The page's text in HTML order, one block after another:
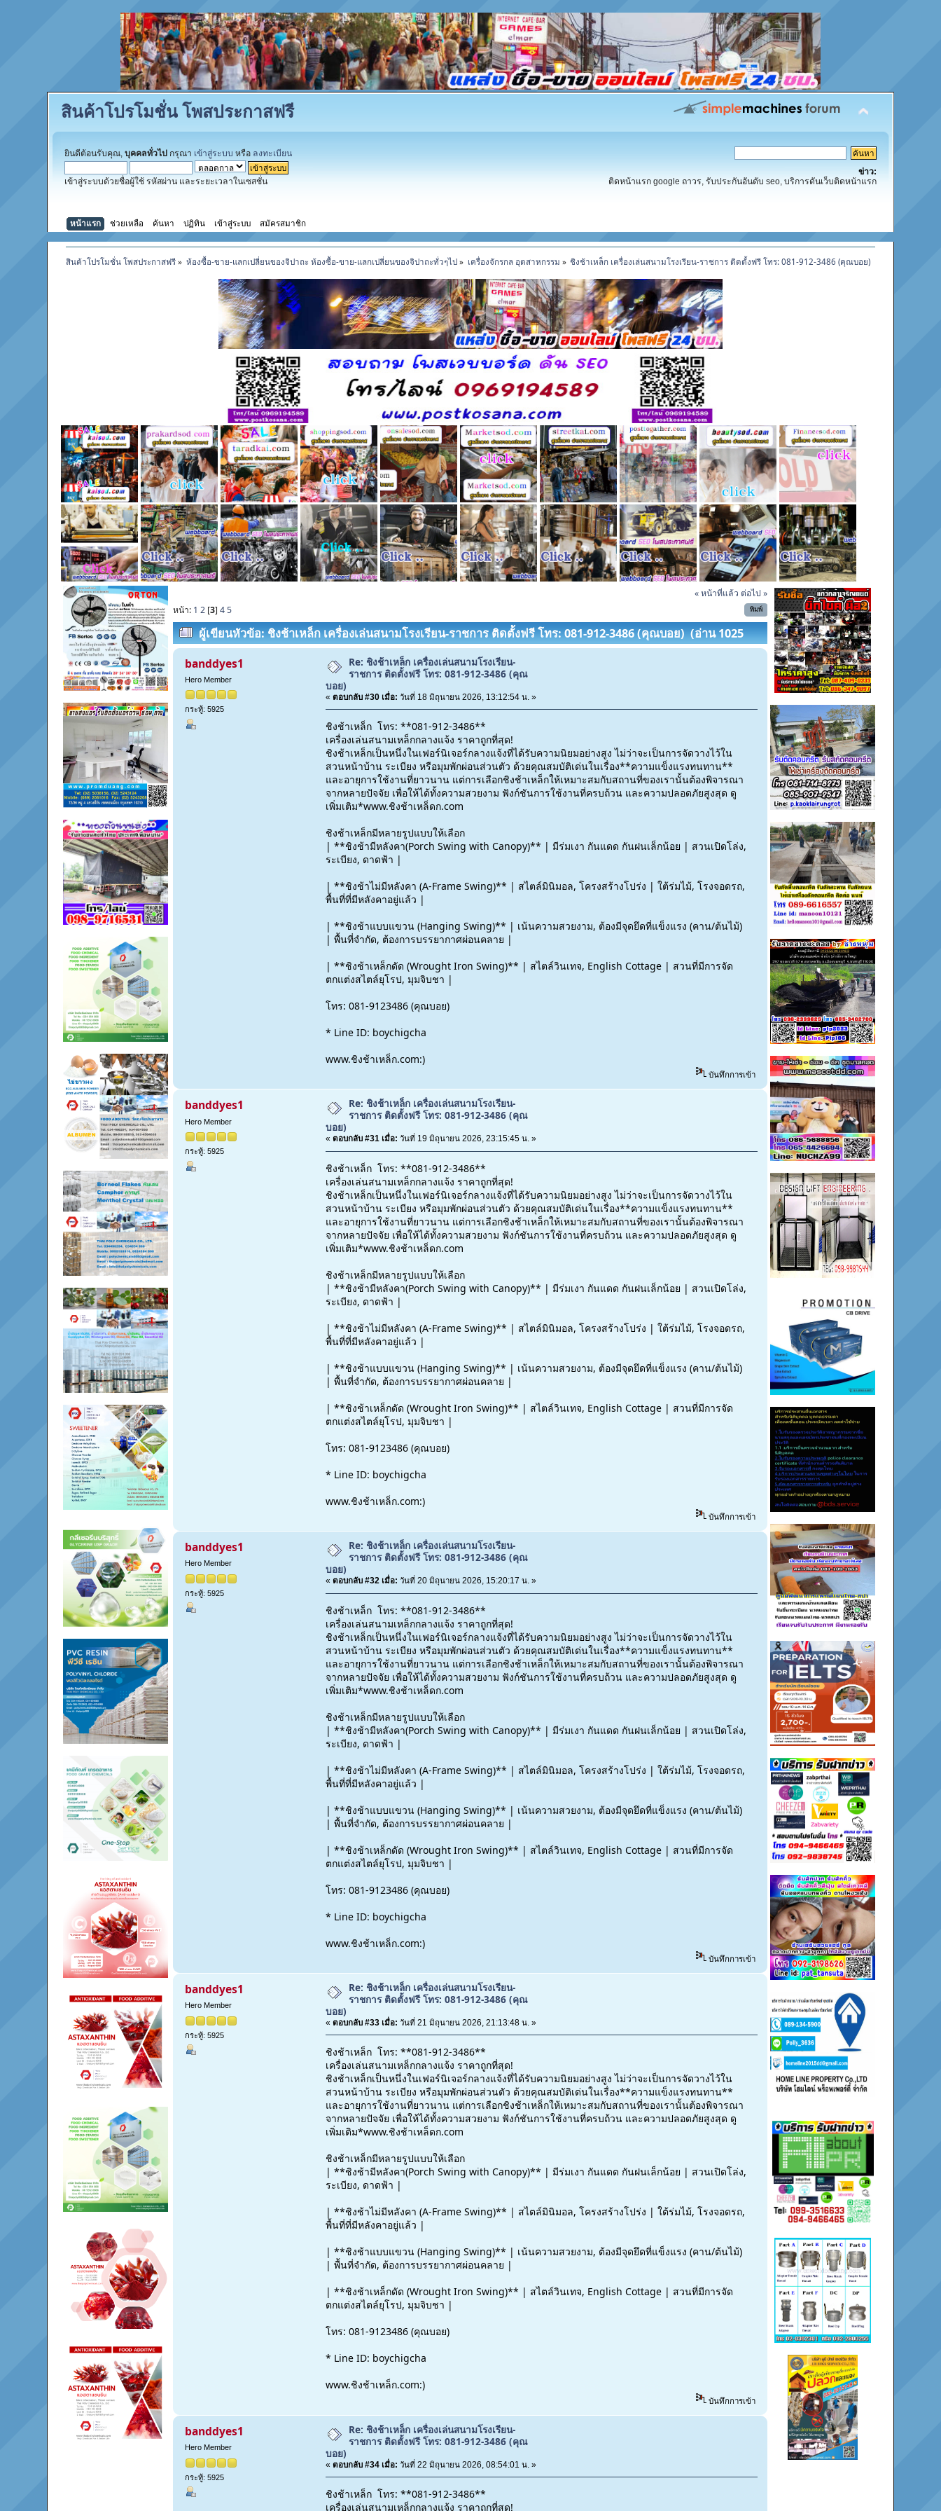
สินค้าโปรโมชั่น โพสประกาสฟรี
ยินดีต้อนรับคุณ,บุคคลทั่วไป กรุณา เข้าสู่ระบบ หรือ ลงทะเบียน
เข้าสู่ระบบด้วยชื่อผู้ใช้ รหัสผ่าน และระยะเวลาในเซสชั่น
ข่าว:
ติดหน้าแรก google ถาวร, รับประกันอันดับ seo, บริการดันเว็บติดหน้าแรก
หน้าแรก ช่วยเหลือ ค้นหา ปฏิทิน เข้าสู่ระบบ สมัครสมาชิก
สินค้าโปรโมชั่น โพสประกาสฟรี» ห้องซื้อ-ขาย-แลกเปลี่ยนของจิปาถะ ห้องซื้อ-ขาย-แลกเปลี่ยนของจิปาถะทั่วๆไป» เครื่องจักรกล อุตสาหกรรม » ชิงช้าเหล็ก เครื่องเล่นสนามโรงเรียน-ราชการ ติดตั้งฟรี โทร: 081-912-3486 (คุณบอย)
« หน้าที่แล้ว ต่อไป »
พิมพ์
หน้า: 1 2 [3]45
ผู้เขียนหัวข้อ: ชิงช้าเหล็ก เครื่องเล่นสนามโรงเรียน-ราชการ ติดตั้งฟรี โทร: 081-912-3486 (คุณบอย) (อ่าน 1025
ครั้ง)
banddyes1
Hero Member
กระทู้: 5925
Re: ชิงช้าเหล็ก เครื่องเล่นสนามโรงเรียน-
ราชการ ติดตั้งฟรี โทร: 081-912-3486 (คุณ
บอย)
« ตอบกลับ #30 เมื่อ: วันที่ 18 มิถุนายน 2026, 13:12:54 น. »
ชิงช้าเหล็ก โทร: **081-912-3486**
เครื่องเล่นสนามเหล็กกลางแจ้ง ราคาถูกที่สุด!
ชิงช้าเหล็กเป็นหนึ่งในเฟอร์นิเจอร์กลางแจ้งที่ได้รับความนิยมอย่างสูง ไม่ว่าจะเป็นการจัดวางไว้ใน
สวนหน้าบ้าน ระเบียง หรือมุมพักผ่อนส่วนตัว ด้วยคุณสมบัติเด่นในเรื่อง**ความแข็งแรงทนทาน**
และอายุการใช้งานที่ยาวนาน แต่การเลือกชิงช้าเหล็กให้เหมาะสมกับสถานที่ของเรานั้นต้องพิจารณา
จากหลายปัจจัย เพื่อให้ได้ทั้งความสวยงาม ฟังก์ชันการใช้งานที่ครบถ้วน และความปลอดภัยสูงสุด ดู
เพิ่มเติม*www.ชิงช้าเหล็ดก.com
ชิงช้าเหล็กมีหลายรูปแบบให้เลือก
| **ชิงช้ามีหลังคา(Porch Swing with Canopy)** | มีร่มเงา กันแดด กันฝนเล็กน้อย | สวนเปิดโล่ง,
ระเบียง, ดาดฟ้า |
| **ชิงช้าไม่มีหลังคา (A-Frame Swing)** | สไตล์มินิมอล, โครงสร้างโปร่ง | ใต้ร่มไม้, โรงจอดรถ,
พื้นที่ที่มีหลังคาอยู่แล้ว |
| **ชิงช้าแบบแขวน (Hanging Swing)** | เน้นความสวยงาม, ต้องมีจุดยึดที่แข็งแรง (คาน/ต้นไม้)
| พื้นที่จำกัด, ต้องการบรรยากาศผ่อนคลาย |
| **ชิงช้าเหล็กดัด (Wrought Iron Swing)** | สไตล์วินเทจ, English Cottage | สวนที่มีการจัด
ตกแต่งสไตล์ยุโรป, มุมจิบชา |
โทร: 081-9123486 (คุณบอย)
* Line ID: boychigcha
www.ชิงช้าเหล็ก.com:)
บันทึกการเข้า
banddyes1
Hero Member
กระทู้: 5925
Re: ชิงช้าเหล็ก เครื่องเล่นสนามโรงเรียน-
ราชการ ติดตั้งฟรี โทร: 081-912-3486 (คุณ
บอย)
« ตอบกลับ #31 เมื่อ: วันที่ 19 มิถุนายน 2026, 23:15:45 น. »
ชิงช้าเหล็ก โทร: **081-912-3486**
เครื่องเล่นสนามเหล็กกลางแจ้ง ราคาถูกที่สุด!
ชิงช้าเหล็กเป็นหนึ่งในเฟอร์นิเจอร์กลางแจ้งที่ได้รับความนิยมอย่างสูง ไม่ว่าจะเป็นการจัดวางไว้ใน
สวนหน้าบ้าน ระเบียง หรือมุมพักผ่อนส่วนตัว ด้วยคุณสมบัติเด่นในเรื่อง**ความแข็งแรงทนทาน**
และอายุการใช้งานที่ยาวนาน แต่การเลือกชิงช้าเหล็กให้เหมาะสมกับสถานที่ของเรานั้นต้องพิจารณา
จากหลายปัจจัย เพื่อให้ได้ทั้งความสวยงาม ฟังก์ชันการใช้งานที่ครบถ้วน และความปลอดภัยสูงสุด ดู
เพิ่มเติม*www.ชิงช้าเหล็ดก.com
ชิงช้าเหล็กมีหลายรูปแบบให้เลือก
| **ชิงช้ามีหลังคา(Porch Swing with Canopy)** | มีร่มเงา กันแดด กันฝนเล็กน้อย | สวนเปิดโล่ง,
ระเบียง, ดาดฟ้า |
| **ชิงช้าไม่มีหลังคา (A-Frame Swing)** | สไตล์มินิมอล, โครงสร้างโปร่ง | ใต้ร่มไม้, โรงจอดรถ,
พื้นที่ที่มีหลังคาอยู่แล้ว |
| **ชิงช้าแบบแขวน (Hanging Swing)** | เน้นความสวยงาม, ต้องมีจุดยึดที่แข็งแรง (คาน/ต้นไม้)
| พื้นที่จำกัด, ต้องการบรรยากาศผ่อนคลาย |
| **ชิงช้าเหล็กดัด (Wrought Iron Swing)** | สไตล์วินเทจ, English Cottage | สวนที่มีการจัด
ตกแต่งสไตล์ยุโรป, มุมจิบชา |
โทร: 081-9123486 (คุณบอย)
* Line ID: boychigcha
www.ชิงช้าเหล็ก.com:)
บันทึกการเข้า
banddyes1
Hero Member
กระทู้: 5925
Re: ชิงช้าเหล็ก เครื่องเล่นสนามโรงเรียน-
ราชการ ติดตั้งฟรี โทร: 081-912-3486 (คุณ
บอย)
« ตอบกลับ #32 เมื่อ: วันที่ 20 มิถุนายน 2026, 15:20:17 น. »
ชิงช้าเหล็ก โทร: **081-912-3486**
เครื่องเล่นสนามเหล็กกลางแจ้ง ราคาถูกที่สุด!
ชิงช้าเหล็กเป็นหนึ่งในเฟอร์นิเจอร์กลางแจ้งที่ได้รับความนิยมอย่างสูง ไม่ว่าจะเป็นการจัดวางไว้ใน
สวนหน้าบ้าน ระเบียง หรือมุมพักผ่อนส่วนตัว ด้วยคุณสมบัติเด่นในเรื่อง**ความแข็งแรงทนทาน**
และอายุการใช้งานที่ยาวนาน แต่การเลือกชิงช้าเหล็กให้เหมาะสมกับสถานที่ของเรานั้นต้องพิจารณา
จากหลายปัจจัย เพื่อให้ได้ทั้งความสวยงาม ฟังก์ชันการใช้งานที่ครบถ้วน และความปลอดภัยสูงสุด ดู
เพิ่มเติม*www.ชิงช้าเหล็ดก.com
ชิงช้าเหล็กมีหลายรูปแบบให้เลือก
| **ชิงช้ามีหลังคา(Porch Swing with Canopy)** | มีร่มเงา กันแดด กันฝนเล็กน้อย | สวนเปิดโล่ง,
ระเบียง, ดาดฟ้า |
| **ชิงช้าไม่มีหลังคา (A-Frame Swing)** | สไตล์มินิมอล, โครงสร้างโปร่ง | ใต้ร่มไม้, โรงจอดรถ,
พื้นที่ที่มีหลังคาอยู่แล้ว |
| **ชิงช้าแบบแขวน (Hanging Swing)** | เน้นความสวยงาม, ต้องมีจุดยึดที่แข็งแรง (คาน/ต้นไม้)
| พื้นที่จำกัด, ต้องการบรรยากาศผ่อนคลาย |
| **ชิงช้าเหล็กดัด (Wrought Iron Swing)** | สไตล์วินเทจ, English Cottage | สวนที่มีการจัด
ตกแต่งสไตล์ยุโรป, มุมจิบชา |
โทร: 081-9123486 (คุณบอย)
* Line ID: boychigcha
www.ชิงช้าเหล็ก.com:)
บันทึกการเข้า
banddyes1
Hero Member
กระทู้: 5925
Re: ชิงช้าเหล็ก เครื่องเล่นสนามโรงเรียน-
ราชการ ติดตั้งฟรี โทร: 081-912-3486 (คุณ
บอย)
« ตอบกลับ #33 เมื่อ: วันที่ 21 มิถุนายน 2026, 21:13:48 น. »
ชิงช้าเหล็ก โทร: **081-912-3486**
เครื่องเล่นสนามเหล็กกลางแจ้ง ราคาถูกที่สุด!
ชิงช้าเหล็กเป็นหนึ่งในเฟอร์นิเจอร์กลางแจ้งที่ได้รับความนิยมอย่างสูง ไม่ว่าจะเป็นการจัดวางไว้ใน
สวนหน้าบ้าน ระเบียง หรือมุมพักผ่อนส่วนตัว ด้วยคุณสมบัติเด่นในเรื่อง**ความแข็งแรงทนทาน**
และอายุการใช้งานที่ยาวนาน แต่การเลือกชิงช้าเหล็กให้เหมาะสมกับสถานที่ของเรานั้นต้องพิจารณา
จากหลายปัจจัย เพื่อให้ได้ทั้งความสวยงาม ฟังก์ชันการใช้งานที่ครบถ้วน และความปลอดภัยสูงสุด ดู
เพิ่มเติม*www.ชิงช้าเหล็ดก.com
ชิงช้าเหล็กมีหลายรูปแบบให้เลือก
| **ชิงช้ามีหลังคา(Porch Swing with Canopy)** | มีร่มเงา กันแดด กันฝนเล็กน้อย | สวนเปิดโล่ง,
ระเบียง, ดาดฟ้า |
| **ชิงช้าไม่มีหลังคา (A-Frame Swing)** | สไตล์มินิมอล, โครงสร้างโปร่ง | ใต้ร่มไม้, โรงจอดรถ,
พื้นที่ที่มีหลังคาอยู่แล้ว |
| **ชิงช้าแบบแขวน (Hanging Swing)** | เน้นความสวยงาม, ต้องมีจุดยึดที่แข็งแรง (คาน/ต้นไม้)
| พื้นที่จำกัด, ต้องการบรรยากาศผ่อนคลาย |
| **ชิงช้าเหล็กดัด (Wrought Iron Swing)** | สไตล์วินเทจ, English Cottage | สวนที่มีการจัด
ตกแต่งสไตล์ยุโรป, มุมจิบชา |
โทร: 081-9123486 (คุณบอย)
* Line ID: boychigcha
www.ชิงช้าเหล็ก.com:)
บันทึกการเข้า
banddyes1
Hero Member
กระทู้: 5925
Re: ชิงช้าเหล็ก เครื่องเล่นสนามโรงเรียน-
ราชการ ติดตั้งฟรี โทร: 081-912-3486 (คุณ
บอย)
« ตอบกลับ #34 เมื่อ: วันที่ 22 มิถุนายน 2026, 08:54:01 น. »
ชิงช้าเหล็ก โทร: **081-912-3486**
เครื่องเล่นสนามเหล็กกลางแจ้ง ราคาถูกที่สุด!